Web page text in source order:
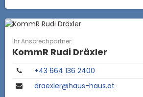
Ihr Ansprechpartner:
KommR Rudi Dräxler
​+43 664 136 2400
draexler@haus-haus.at